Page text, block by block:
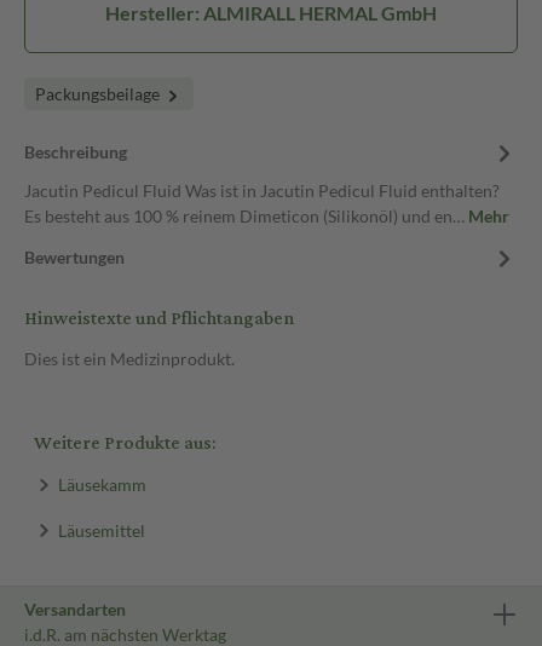
Hersteller: ALMIRALL HERMAL GmbH
Packungsbeilage
Beschreibung
Jacutin Pedicul Fluid Was ist in Jacutin Pedicul Fluid enthalten?
Es besteht aus 100 % reinem Dimeticon (Silikonöl) und en… Mehr
Bewertungen
Hinweistexte und Pflichtangaben
Dies ist ein Medizinprodukt.
Weitere Produkte aus:
Läusekamm
Läusemittel
Versandarten
i.d.R. am nächsten Werktag